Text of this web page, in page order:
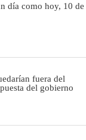
día como hoy, 10 de
fuera del
del gobierno